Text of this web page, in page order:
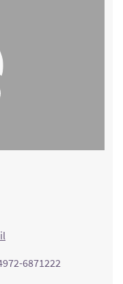
6871222